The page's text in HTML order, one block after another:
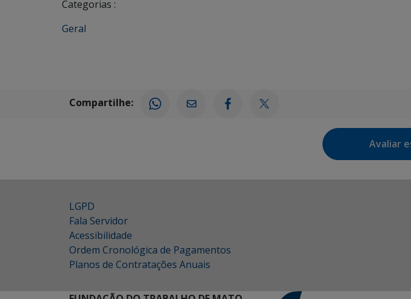
Categorias :
Geral
Compartilhe:
Avaliar
LGPD
Fala Servidor
Acessibilidade
Ordem Cronológica de Pagamentos
Planos de Contratações Anuais